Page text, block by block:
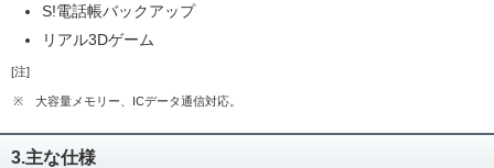
S!電話帳バックアップ
リアル3Dゲーム
[注]
※ 大容量メモリー、ICデータ通信対応。
3.主な仕様